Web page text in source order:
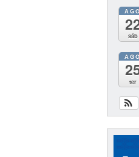
AGO
sáb
AGO
ter